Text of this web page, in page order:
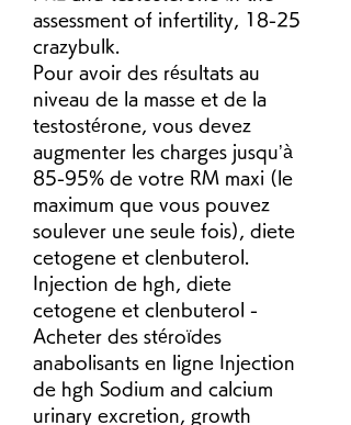
assessment of infertility, 18-25
crazybulk.
Pour avoir des résultats au
niveau de la masse et de la
testostérone, vous devez
augmenter les charges jusqu’à
85-95% de votre RM maxi (le
maximum que vous pouvez
soulever une seule fois), diete
cetogene et clenbuterol.
Injection de hgh, diete
cetogene et clenbuterol -
Acheter des stéroïdes
anabolisants en ligne Injection
de hgh Sodium and calcium
urinary excretion, growth